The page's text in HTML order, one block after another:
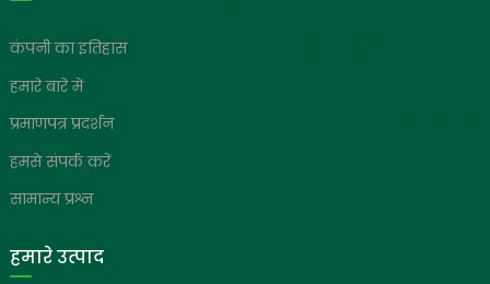
कंपनी का इतिहास
हमारे बारे में
प्रमाणपत्र प्रदर्शन
हमसे संपर्क करें
सामान्य प्रश्न
हमारे उत्पाद